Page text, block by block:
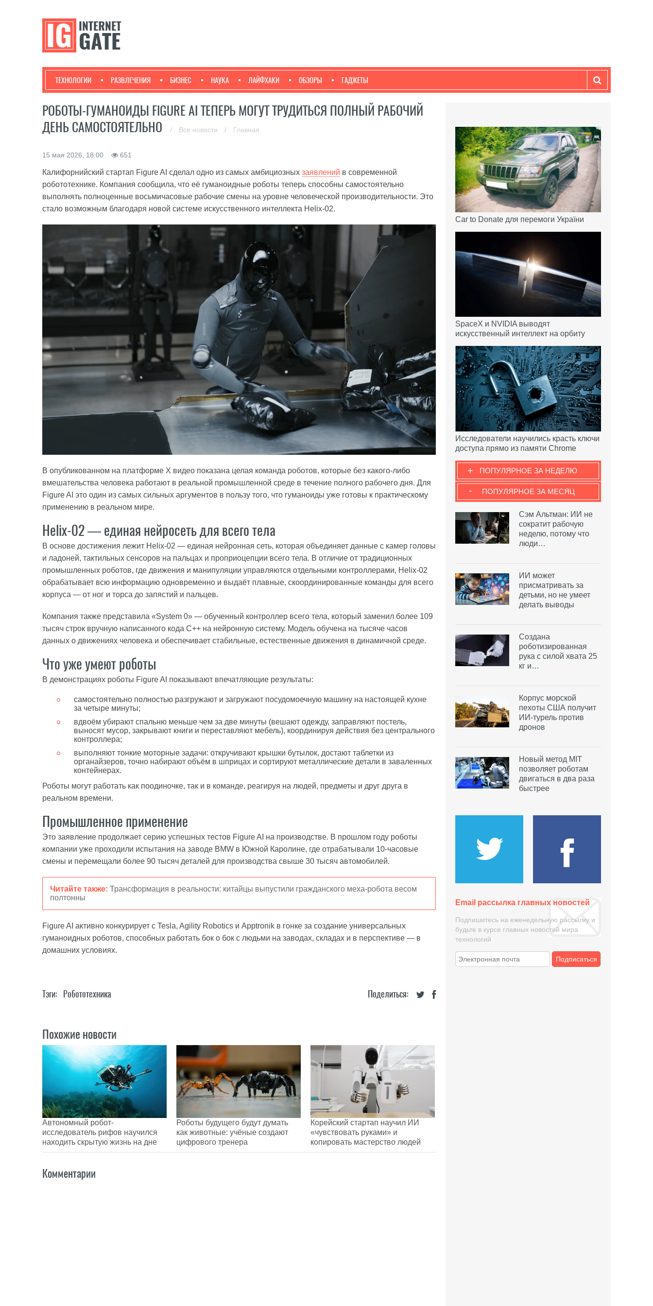
ТЕХНОЛОГИИ РАЗВЛЕЧЕНИЯ БИЗНЕС НАУКА ЛАЙФХАКИ ОБЗОРЫ ГАДЖЕТЫ
РОБОТЫ-ГУМАНОИДЫ FIGURE AI ТЕПЕРЬ МОГУТ ТРУДИТЬСЯ ПОЛНЫЙ РАБОЧИЙ
ДЕНЬ САМОСТОЯТЕЛЬНО
/ Все новости / Главная
15 мая 2026, 18:00 651
Калифорнийский стартап Figure AI сделал одно из самых амбициозных заявлений в современной
робототехнике. Компания сообщила, что её гуманоидные роботы теперь способны самостоятельно
выполнять полноценные восьмичасовые рабочие смены на уровне человеческой производительности. Это
стало возможным благодаря новой системе искусственного интеллекта Helix-02.
В опубликованном на платформе X видео показана целая команда роботов, которые без какого-либо
вмешательства человека работают в реальной промышленной среде в течение полного рабочего дня. Для
Figure AI это один из самых сильных аргументов в пользу того, что гуманоиды уже готовы к практическому
применению в реальном мире.
Helix-02 — единая нейросеть для всего тела
В основе достижения лежит Helix-02 — единая нейронная сеть, которая объединяет данные с камер головы
и ладоней, тактильных сенсоров на пальцах и проприоцепции всего тела. В отличие от традиционных
промышленных роботов, где движения и манипуляции управляются отдельными контроллерами, Helix-02
обрабатывает всю информацию одновременно и выдаёт плавные, скоординированные команды для всего
корпуса — от ног и торса до запястий и пальцев.
Компания также представила «System 0» — обученный контроллер всего тела, который заменил более 109
тысяч строк вручную написанного кода C++ на нейронную систему. Модель обучена на тысяче часов
данных о движениях человека и обеспечивает стабильные, естественные движения в динамичной среде.
Что уже умеют роботы
В демонстрациях роботы Figure AI показывают впечатляющие результаты:
самостоятельно полностью разгружают и загружают посудомоечную машину на настоящей кухне
за четыре минуты;
вдвоём убирают спальню меньше чем за две минуты (вешают одежду, заправляют постель,
выносят мусор, закрывают книги и переставляют мебель), координируя действия без центрального
контроллера;
выполняют тонкие моторные задачи: откручивают крышки бутылок, достают таблетки из
органайзеров, точно набирают объём в шприцах и сортируют металлические детали в заваленных
контейнерах.
Роботы могут работать как поодиночке, так и в команде, реагируя на людей, предметы и друг друга в
реальном времени.
Промышленное применение
Это заявление продолжает серию успешных тестов Figure AI на производстве. В прошлом году роботы
компании уже проходили испытания на заводе BMW в Южной Каролине, где отрабатывали 10-часовые
смены и перемещали более 90 тысяч деталей для производства свыше 30 тысяч автомобилей.
Читайте также: Трансформация в реальности: китайцы выпустили гражданского меха-робота весом
полтонны
Figure AI активно конкурирует с Tesla, Agility Robotics и Apptronik в гонке за создание универсальных
гуманоидных роботов, способных работать бок о бок с людьми на заводах, складах и в перспективе — в
домашних условиях.
Поделиться:
Тэги: Робототехника
Похожие новости
Автономный робот-
исследователь рифов научился
находить скрытую жизнь на дне
Роботы будущего будут думать
как животные: учёные создают
цифрового тренера
Корейский стартап научил ИИ
«чувствовать руками» и
копировать мастерство людей
Комментарии
Car to Donate для перемоги України
SpaceX и NVIDIA выводят
искусственный интеллект на орбиту
Исследователи научились красть ключи
доступа прямо из памяти Chrome
ПОПУЛЯРНОЕ ЗА НЕДЕЛЮ
+
ПОПУЛЯРНОЕ ЗА МЕСЯЦ
-
Сэм Альтман: ИИ не
сократит рабочую
неделю, потому что
люди…
ИИ может
присматривать за
детьми, но не умеет
делать выводы
Создана
роботизированная
рука с силой хвата 25
кг и…
Корпус морской
пехоты США получит
ИИ-турель против
дронов
Новый метод MIT
позволяет роботам
двигаться в два раза
быстрее
Email рассылка главных новостей
Подпишитесь на еженедельную рассылку и
будьте в курсе главных новостей мира
технологий
Подписаться